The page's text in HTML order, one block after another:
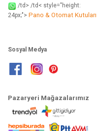
/td> /td< style="height:
24px;"> Pano & Otomat Kutuları
Sosyal Medya
Pazaryeri Mağazalarımız